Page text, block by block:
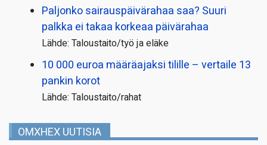
Paljonko sairauspäivä­rahaa saa? Suuri
palkka ei takaa korkeaa päivärahaa
Lähde: Taloustaito/työ ja eläke
10 000 euroa määräajaksi tilille – vertaile 13
pankin korot
Lähde: Taloustaito/rahat
OMXHEX UUTISIA